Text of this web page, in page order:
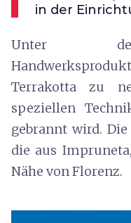
in der
Unter
Terrakotta zu
speziellen
gebrannt wird.
die aus
Nähe von Florenz.